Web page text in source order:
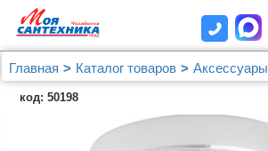
Главная Каталог товаров Аксессуары
Крючок Migliore Mirella 17243 хром
код: 50198